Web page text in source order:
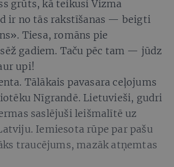
grūts, kā teikusi Vizma
ir no tās rakstīšanas — beigti
Tiesa, romāns pie
gadiem. Taču pēc tam — jūdz
upi!
Tālākais pavasara ceļojums
Nīgrandē. Lietuvieši, gudri
saslējuši leišmalītē uz
Iemiesota rūpe par pašu
traucējums, mazāk atņemtas